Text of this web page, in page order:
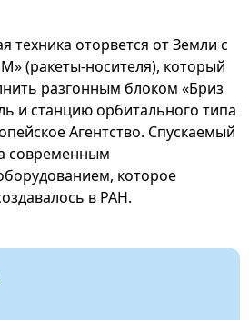
техника оторвется от Земли с
(ракеты-носителя), который
разгонным блоком «Бриз
и станцию орбитального типа
Агентство. Спускаемый
современным
которое
в РАН.